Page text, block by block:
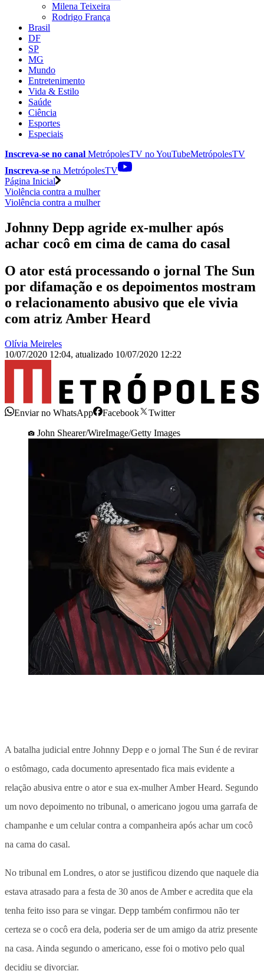
Milena Teixeira
Rodrigo França
Brasil
DF
SP
MG
Mundo
Entretenimento
Vida & Estilo
Saúde
Ciência
Esportes
Especiais
Inscreva-se no canal MetrópolesTV noYouTubeMetrópolesTV
Inscreva-se na MetrópolesTV
Página Inicial
Violência contra a mulher
Violência contra a mulher
Johnny Depp agride ex-mulher após
achar cocô em cima de cama do casal
O ator está processando o jornal The Sun
por difamação e os depoimentos mostram
o relacionamento abusivo que ele vivia
com atriz Amber Heard
Olívia Meireles
10/07/2020 12:04, atualizado 10/07/2020 12:22
Enviar no WhatsApp Facebook
Twitter
John Shearer/WireImage/Getty Images
A batalha judicial entre Johnny Depp e o jornal The Sun é de revirar
o estômago, cada documento apresentado fica mais evidente a
relação abusiva entre o ator e sua ex-mulher Amber Heard. Segundo
um novo depoimento no tribunal, o americano jogou uma garrafa de
champanhe e um celular contra a companheira após achar um cocô
na cama do casal.
No tribunal em Londres, o ator se justificou dizendo que naquele dia
estava atrasado para a festa de 30 anos de Amber e acredita que ela
tenha feito isso para se vingar. Depp também confirmou não ter
certeza se o cocô era dela, poderia ser de um amigo da atriz presente
na casa. Ainda segundo o americano, esse foi o motivo pelo qual
decidiu se divorciar.